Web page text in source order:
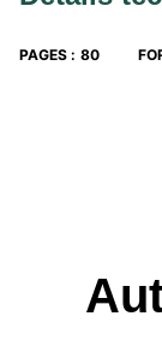
PAGES : 80